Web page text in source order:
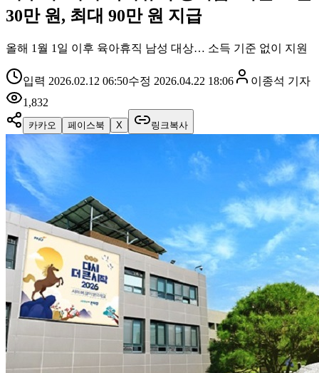
30만 원, 최대 90만 원 지급
올해 1월 1일 이후 육아휴직 남성 대상… 소득 기준 없이 지원
입력 2026.02.12 06:50수정 2026.04.22 18:06 이종석 기자
1,832
카카오 페이스북 X 링크복사